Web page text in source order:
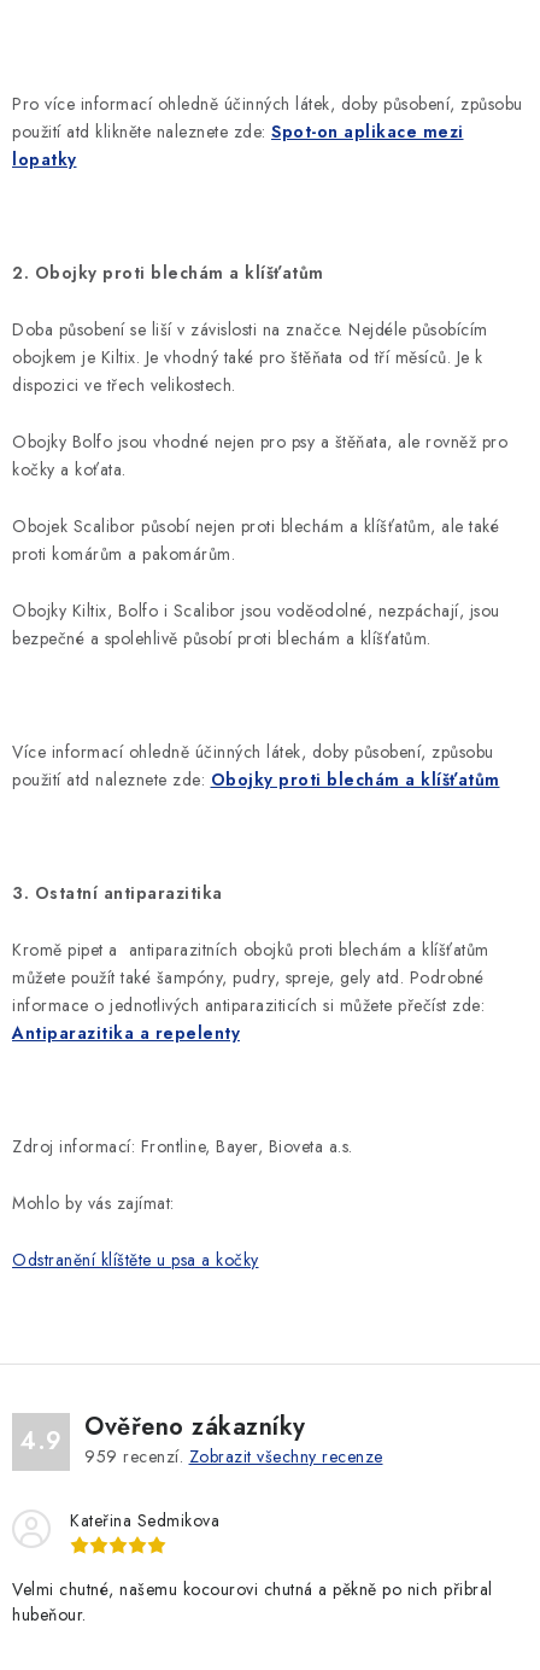
Pro více informací ohledně účinných látek, doby působení, způsobu
použití atd klikněte naleznete zde: Spot-on aplikace mezi
lopatky
2. Obojky proti blechám a klíšťatům
Doba působení se liší v závislosti na značce. Nejdéle působícím
obojkem je Kiltix. Je vhodný také pro štěňata od tří měsíců. Je k
dispozici ve třech velikostech.
Obojky Bolfo jsou vhodné nejen pro psy a štěňata, ale rovněž pro
kočky a koťata.
Obojek Scalibor působí nejen proti blechám a klíšťatům, ale také
proti komárům a pakomárům.
Obojky Kiltix, Bolfo i Scalibor jsou voděodolné, nezpáchají, jsou
bezpečné a spolehlivě působí proti blechám a klíšťatům.
Více informací ohledně účinných látek, doby působení, způsobu
použití atd naleznete zde: Obojky proti blechám a klíšťatům
3. Ostatní antiparazitika
Kromě pipet a antiparazitních obojků proti blechám a klíšťatům
můžete použít také šampóny, pudry, spreje, gely atd. Podrobné
informace o jednotlivých antiparaziticích si můžete přečíst zde:
Antiparazitika a repelenty
Zdroj informací: Frontline, Bayer, Bioveta a.s.
Mohlo by vás zajímat:
Odstranění klíštěte u psa a kočky
4.9 Ověřeno zákazníky
959 recenzí. Zobrazit všechny recenze
Kateřina Sedmikova
Velmi chutné, našemu kocourovi chutná a pěkně po nich přibral
hubeňour.